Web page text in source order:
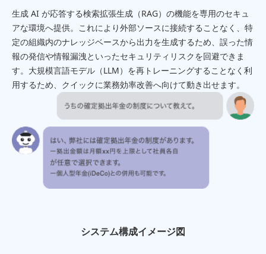
生成 AI が応答する検索拡張生成（RAG）の機能を専用のセキュ
アな環境へ提供。これにより外部ソースに接続することなく、特
定の組織内のナレッジベースから出力を生成するため、誤った情
報の発信や情報漏洩といったセキュリティリスクを回避できま
す。大規模言語モデル（LLM）を再トレーニングすることなく利
用するため、クイックに業務効率改善へ向けて動き出せます。
システム構成イメージ図